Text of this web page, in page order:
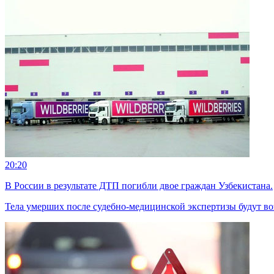
20:20
В России в результате ДТП погибли двое граждан Узбекистана.
Тела умерших после судебно-медицинской экспертизы будут